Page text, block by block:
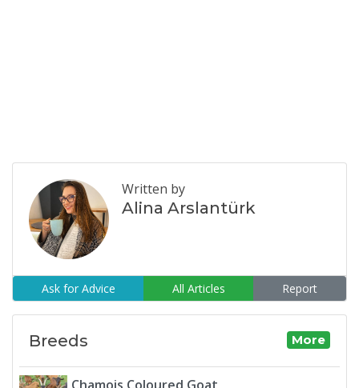
Written by
Alina Arslantürk
Ask for Advice All Articles Report
Breeds More